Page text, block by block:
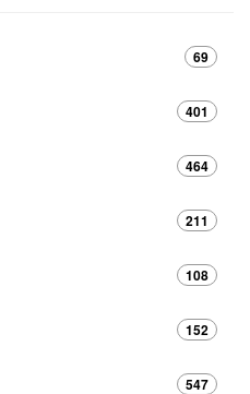
69
401
464
211
108
152
547